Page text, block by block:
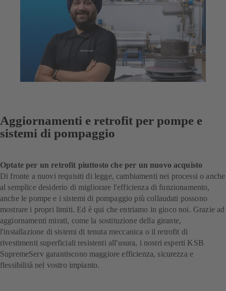
Aggiornamenti e retrofit per pompe e
sistemi di pompaggio
Optate per un retrofit piuttosto che per un nuovo acquisto
Di fronte a nuovi requisiti di legge, cambiamenti nei processi o anche
al semplice desiderio di migliorare l'efficienza di funzionamento,
anche le pompe e i sistemi di pompaggio più collaudati possono
mostrare i propri limiti. Ed è qui che entriamo in gioco noi. Grazie ad
aggiornamenti mirati, come la sostituzione della girante,
l'installazione di sistemi di tenuta meccanica o il retrofit di
rivestimenti superficiali resistenti all'usura, i nostri esperti KSB
SupremeServ garantiscono maggiore efficienza, sicurezza e
flessibilità nel vostro impianto.